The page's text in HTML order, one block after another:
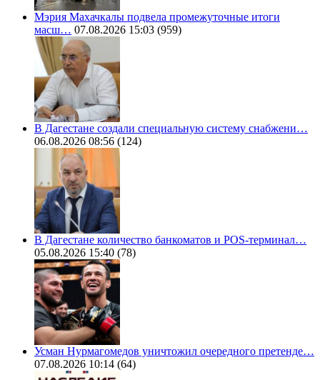
Мэрия Махачкалы подвела промежуточные итоги
масш… 07.08.2026 15:03 (959)
В Дагестане создали специальную систему снабжени…
06.08.2026 08:56 (124)
В Дагестане количество банкоматов и POS-терминал…
05.08.2026 15:40 (78)
Усман Нурмагомедов уничтожил очередного претенде…
07.08.2026 10:14 (64)